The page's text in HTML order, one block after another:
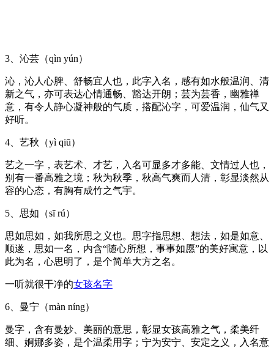
3、沁芸（qìn yún）
沁，沁人心脾、舒畅宜人也，此字入名，感有如水般温润、清
新之气，亦可表达心情通畅、豁达开朗；芸为芸香，幽雅禅
意，有令人静心凝神般的气质，搭配沁字，可爱温润，仙气又
好听。
4、艺秋（yì qiū）
艺之一字，表艺术、才艺，入名可显多才多能、文情过人也，
别有一番高雅之境；秋为秋季，秋高气爽而人清，彰显淡然从
容的心态，有胸有成竹之气宇。
5、思如（sī rú）
思如思如，如我所思之义也。思字指思想、想法，如是如意、
顺遂，思如一名，内含“随心所想，事事如愿”的美好寓意，以
此为名，心思明了，是个简单大方之名。
一听就很干净的女孩名字
6、曼宁（màn níng）
曼字，含有曼妙、美丽的意思，彰显女孩高雅之气，柔美纤
细、婀娜多姿，是个温柔用字；宁为安宁、安定之义，入名意